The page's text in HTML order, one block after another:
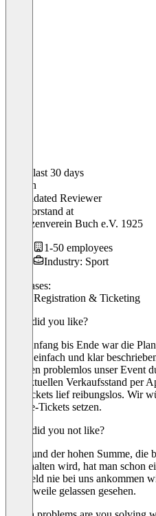
In the last 30 days
Steffen
Validated Reviewer
Stv. Vorstand at
Schützenverein Buch e.V. 1925
1-50 employees
Industry: Sport
Use cases:
Event Registration & Ticketing
What did you like?
Von Anfang bis Ende war die
Event einfach und klar
konnten problemlos unser Event
den aktuellen Verkaufsstand per
der Tickets lief reibungslos. Wir
Online-Tickets setzen.
What did you not like?
Aufgrund der hohen Summe, die
einbehalten wird, hat man schon
das Geld nie bei uns ankommen
mittlerweile gelassen gesehen.